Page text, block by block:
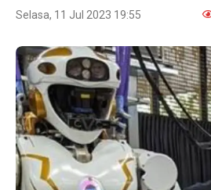
Selasa, 11 Jul 2023 19:55